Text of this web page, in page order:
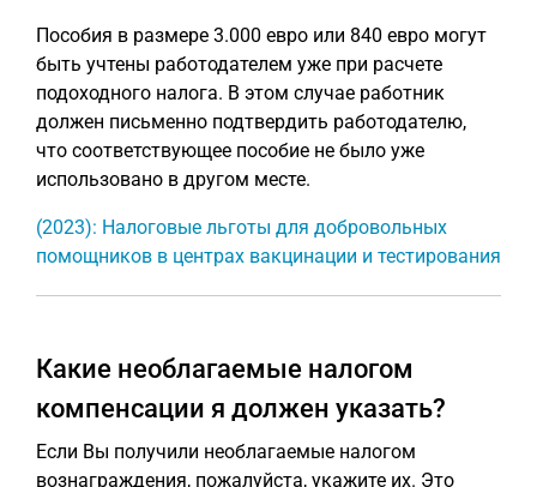
Пособия в размере 3.000 евро или 840 евро могут
быть учтены работодателем уже при расчете
подоходного налога. В этом случае работник
должен письменно подтвердить работодателю,
что соответствующее пособие не было уже
использовано в другом месте.
(2023): Налоговые льготы для добровольных
помощников в центрах вакцинации и тестирования
Какие необлагаемые налогом
компенсации я должен указать?
Если Вы получили необлагаемые налогом
вознаграждения, пожалуйста, укажите их. Это